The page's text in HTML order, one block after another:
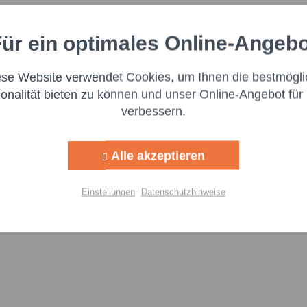
Fliessfett Lebensmittelindust. - SL12 30"
Wert auf Transparenz und die Einhaltung gesetzlicher
Dieser ist für die Einhaltung der EU-Vorschriften zu
Aktiv
Aktiv
ein optimales Online-
Website verwendet Cookies, um Ihnen die
bieten zu können und unser Online-Angebot für
verbessern.
Alle akzeptieren
Einstellungen Datenschutzhinweise